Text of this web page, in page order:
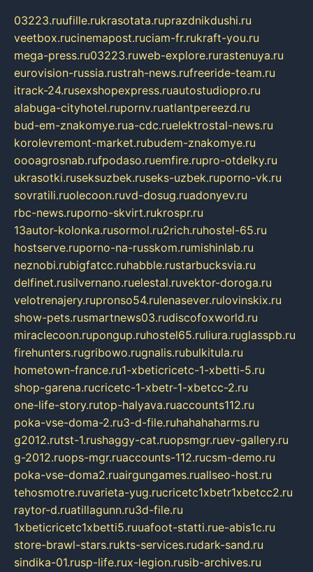
03223.ruufille.rukrasotata.ruprazdnikdushi.ru
veetbox.rucinemapost.ruciam-fr.rukraft-you.ru
mega-press.ru03223.ruweb-explore.rurastenuya.ru
eurovision-russia.rustrah-news.rufreeride-team.ru
itrack-24.rusexshopexpress.ruautostudiopro.ru
alabuga-cityhotel.rupornv.ruatlantpereezd.ru
bud-em-znakomye.rua-cdc.ruelektrostal-news.ru
korolevremont-market.rubudem-znakomye.ru
oooagrosnab.rufpodaso.ruemfire.rupro-otdelky.ru
ukrasotki.ruseksuzbek.ruseks-uzbek.ruporno-vk.ru
sovratili.ruolecoon.ruvd-dosug.ruadonyev.ru
rbc-news.ruporno-skvirt.rukrospr.ru
13autor-kolonka.rusormol.ru2rich.ruhostel-65.ru
hostserve.ruporno-na-russkom.rumishinlab.ru
neznobi.rubigfatcc.ruhabble.rustarbucksvia.ru
delfinet.rusilvernano.ruelestal.ruvektor-doroga.ru
velotrenajery.rupronso54.rulenasever.rulovinskix.ru
show-pets.rusmartnews03.rudiscofoxworld.ru
miraclecoon.rupongup.ruhostel65.ruliura.ruglasspb.ru
firehunters.rugribowo.rugnalis.rubulkitula.ru
hometown-france.ru1-xbeticricetc-1-xbetti-5.ru
shop-garena.rucricetc-1-xbetr-1-xbetcc-2.ru
one-life-story.rutop-halyava.ruaccounts112.ru
poka-vse-doma-2.ru3-d-file.ruhahahaharms.ru
g2012.rutst-1.rushaggy-cat.ruopsmgr.ruev-gallery.ru
g-2012.ruops-mgr.ruaccounts-112.rucsm-demo.ru
poka-vse-doma2.ruairgungames.ruallseo-host.ru
tehosmotre.ruvarieta-yug.rucricetc1xbetr1xbetcc2.ru
raytor-d.ruatillagunn.ru3d-file.ru
1xbeticricetc1xbetti5.ruuafoot-statti.rue-abis1c.ru
store-brawl-stars.rukts-services.rudark-sand.ru
sindika-01.rusp-life.rux-legion.rusib-archives.ru